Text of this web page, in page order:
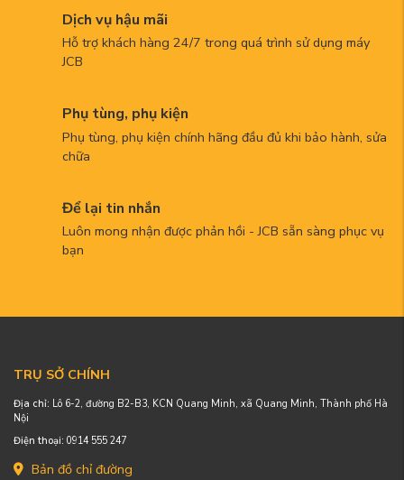
Dịch vụ hậu mãi
Hỗ trợ khách hàng 24/7 trong quá trình sử dụng máy
JCB
Phụ tùng, phụ kiện
Phụ tùng, phụ kiện chính hãng đầu đủ khi bảo hành, sửa
chữa
Để lại tin nhắn
Luôn mong nhận được phản hồi - JCB sẵn sàng phục vụ
bạn
TRỤ SỞ CHÍNH
Địa chỉ: Lô 6-2, đường B2-B3, KCN Quang Minh, xã Quang Minh, Thành phố Hà
Nội
Điện thoại: 0914 555 247
Bản đồ chỉ đường